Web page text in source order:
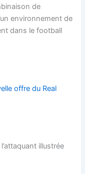
de
environnement de
dans le football
offre du Real
illustrée